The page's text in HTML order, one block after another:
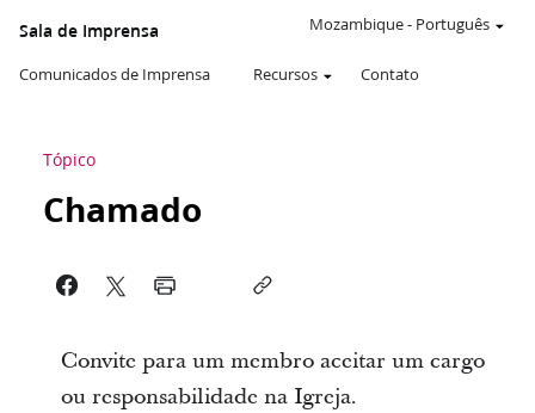
Sala de Imprensa
Comunicados de Imprensa Recursos Contato
Mozambique- Português
Tópico
Chamado
Convite para um membro aceitar um cargo
ou responsabilidade na Igreja.